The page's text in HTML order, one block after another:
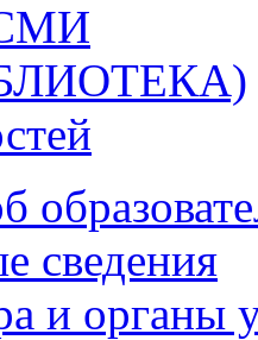
сведения
и органы